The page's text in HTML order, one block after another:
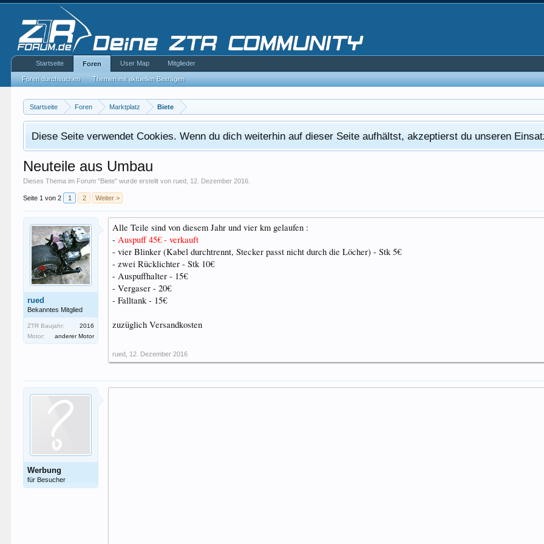
Startseite Foren Marktplatz Biete
Diese Seite verwendet Cookies. Wenn du dich weiterhin auf dieser Seite aufhältst, akzeptierst du unseren
Neuteile aus Umbau
Dieses Thema im Forum "Biete" wurde erstellt vonrued 12. Dezember 2016
Seite 1 von 2 1 2 Weiter >
rued
Bekanntes Mitglied
ZTR Baujahr:
2016
Motor:
anderer Motor
Alle Teile sind von diesem Jahr und vier km gelaufen :
-Auspuff 45€ - verkauft
- vier Blinker (Kabel durchtrennt, Stecker passt nicht durch die Löcher) - Stk 5€
- zwei Rücklichter - Stk 10€
- Auspuffhalter - 15€
- Vergaser - 20€
- Falltank - 15€
zuzüglich Versandkosten
rued 12. Dezember 2016
Werbung
für Besucher
Startseite Foren
Foren durchsuchen Themen mit aktuellen Beiträgen
User Map Mitglieder